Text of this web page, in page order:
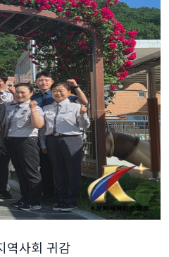
역사회 귀감